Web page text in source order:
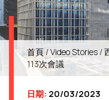
首頁 /Video Stories /
113次會議
日期: 20/03/2023